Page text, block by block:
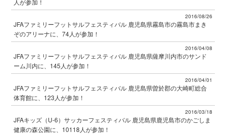
2016/08/26
JFAファミリーフットサルフェスティバル 鹿児島県霧島市の霧島市まき
ぞのアリーナに、74人が参加！
2016/04/08
JFAファミリーフットサルフェスティバル 鹿児島県薩摩川内市のサンド
ーム川内に、145人が参加！
2016/04/01
JFAファミリーフットサルフェスティバル 鹿児島県曽於郡の大崎町総合
体育館に、123人が参加！
2016/03/18
JFAキッズ（U-6）サッカーフェスティバル 鹿児島県鹿児島市のかごしま
健康の森公園に、10118人が参加！